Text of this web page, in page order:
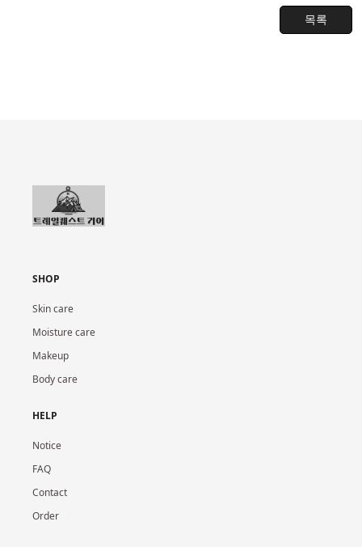
목록
SHOP
Skin care
Moisture care
Makeup
Body care
HELP
Notice
FAQ
Contact
Order